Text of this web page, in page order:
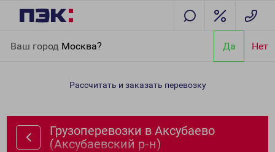
Ваш город Москва? Да Нет
(Аксубаевский р-н)
Рассчитать и заказать перевозку
Грузоперевозки в Аксубаево
(Аксубаевский р-н)